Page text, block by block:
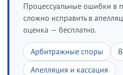
Процессуальные ошибки в
сложно исправить в
оценка — бесплатно.
Арбитражные споры
Апелляция и кассация